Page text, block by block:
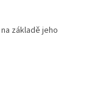
základě jeho